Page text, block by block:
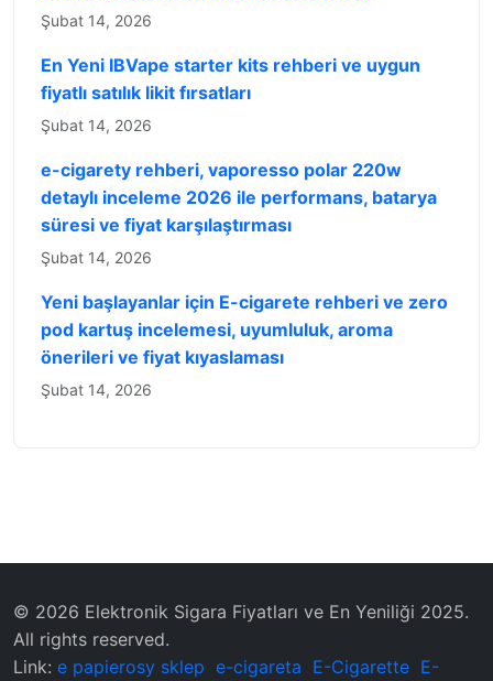
Şubat 14, 2026
En Yeni IBVape starter kits rehberi ve uygun
fiyatlı satılık likit fırsatları
Şubat 14, 2026
e-cigarety rehberi, vaporesso polar 220w
detaylı inceleme 2026 ile performans, batarya
süresi ve fiyat karşılaştırması
Şubat 14, 2026
Yeni başlayanlar için E-cigarete rehberi ve zero
pod kartuş incelemesi, uyumluluk, aroma
önerileri ve fiyat kıyaslaması
Şubat 14, 2026
© 2026 Elektronik Sigara Fiyatları ve En Yeniliği 2025.
All rights reserved.
Link: e papierosy sklep e-cigareta E-Cigarette E-